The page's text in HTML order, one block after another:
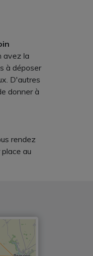
avez la
à déposer
D'autres
donner à
rendez
au